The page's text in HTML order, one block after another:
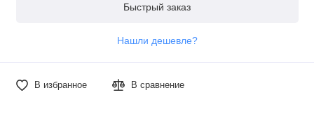
Быстрый заказ
Нашли дешевле?
В избранное В сравнение